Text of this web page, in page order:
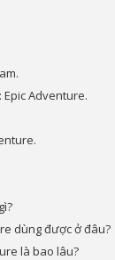
Adventure.
dùng được ở đâu?
là bao lâu?